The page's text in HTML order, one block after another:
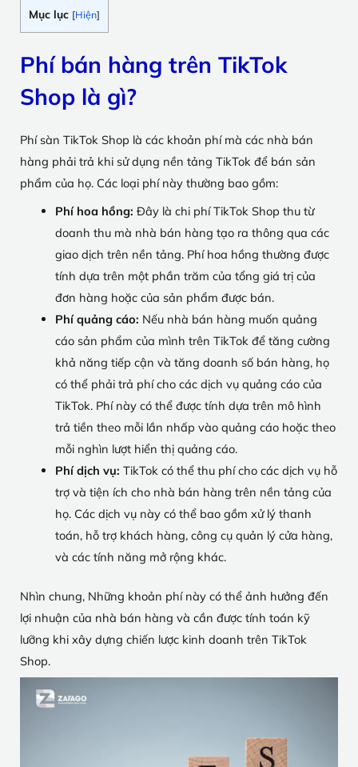
Mục lục [Hiện]
Phí bán hàng trên TikTok
Shop là gì?
Phí sàn TikTok Shop là các khoản phí mà các nhà bán
hàng phải trả khi sử dụng nền tảng TikTok để bán sản
phẩm của họ. Các loại phí này thường bao gồm:
Phí hoa hồng: Đây là chi phí TikTok Shop thu từ
doanh thu mà nhà bán hàng tạo ra thông qua các
giao dịch trên nền tảng. Phí hoa hồng thường được
tính dựa trên một phần trăm của tổng giá trị của
đơn hàng hoặc của sản phẩm được bán.
Phí quảng cáo: Nếu nhà bán hàng muốn quảng
cáo sản phẩm của mình trên TikTok để tăng cường
khả năng tiếp cận và tăng doanh số bán hàng, họ
có thể phải trả phí cho các dịch vụ quảng cáo của
TikTok. Phí này có thể được tính dựa trên mô hình
trả tiền theo mỗi lần nhấp vào quảng cáo hoặc theo
mỗi nghìn lượt hiển thị quảng cáo.
Phí dịch vụ: TikTok có thể thu phí cho các dịch vụ hỗ
trợ và tiện ích cho nhà bán hàng trên nền tảng của
họ. Các dịch vụ này có thể bao gồm xử lý thanh
toán, hỗ trợ khách hàng, công cụ quản lý cửa hàng,
và các tính năng mở rộng khác.
Nhìn chung, Những khoản phí này có thể ảnh hưởng đến
lợi nhuận của nhà bán hàng và cần được tính toán kỹ
lưỡng khi xây dựng chiến lược kinh doanh trên TikTok
Shop.